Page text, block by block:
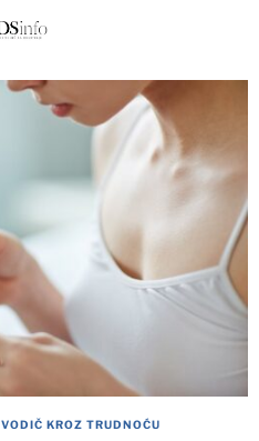
VODIČ KROZ TRUDNOĆU